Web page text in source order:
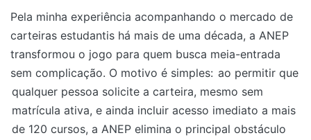
Pela minha experiência acompanhando o mercado de
carteiras estudantis há mais de uma década, a ANEP
transformou o jogo para quem busca meia-entrada
sem complicação. O motivo é simples: ao permitir que
qualquer pessoa solicite a carteira, mesmo sem
matrícula ativa, e ainda incluir acesso imediato a mais
de 120 cursos, a ANEP elimina o principal obstáculo